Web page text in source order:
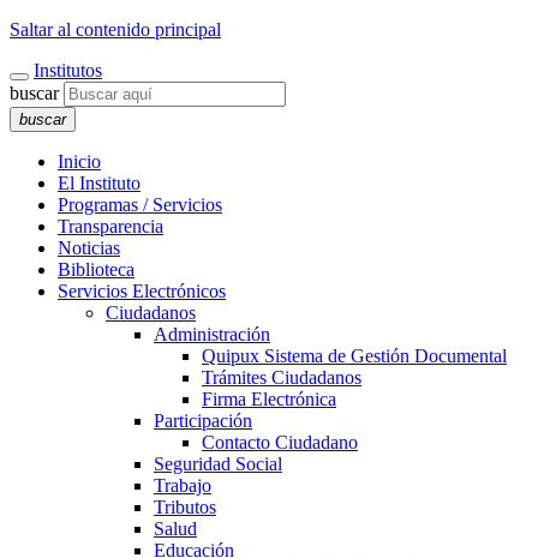
Saltar al contenido principal
Institutos
buscar
buscar
Inicio
El Instituto
Programas / Servicios
Transparencia
Noticias
Biblioteca
Servicios Electrónicos
Ciudadanos
Administración
Quipux Sistema de Gestión Documental
Trámites Ciudadanos
Firma Electrónica
Participación
Contacto Ciudadano
Seguridad Social
Trabajo
Tributos
Salud
Educación